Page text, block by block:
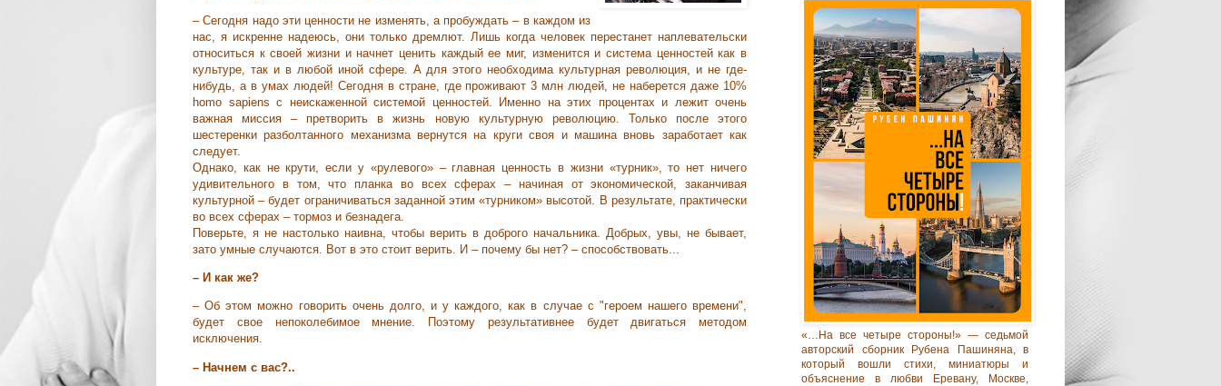
– Сегодня надо эти ценности не изменять, а пробуждать – в каждом из
нас, я искренне надеюсь, они только дремлют. Лишь когда человек перестанет наплевательски
относиться к своей жизни и начнет ценить каждый ее миг, изменится и система ценностей как в
культуре, так и в любой иной сфере. А для этого необходима культурная революция, и не где-
нибудь, а в умах людей! Сегодня в стране, где проживают 3 млн людей, не наберется даже 10%
homo sapiens с неискаженной системой ценностей. Именно на этих процентах и лежит очень
важная миссия – претворить в жизнь новую культурную революцию. Только после этого
шестеренки разболтанного механизма вернутся на круги своя и машина вновь заработает как
следует.
Однако, как не крути, если у «рулевого» – главная ценность в жизни «турник», то нет ничего
удивительного в том, что планка во всех сферах – начиная от экономической, заканчивая
культурной – будет ограничиваться заданной этим «турником» высотой. В результате, практически
во всех сферах – тормоз и безнадега.
Поверьте, я не настолько наивна, чтобы верить в доброго начальника. Добрых, увы, не бывает,
зато умные случаются. Вот в это стоит верить. И – почему бы нет? – способствовать...
– И как же?
– Об этом можно говорить очень долго, и у каждого, как в случае с "героем нашего времени",
будет свое непоколебимое мнение. Поэтому
результативнее будет двигаться методом
исключения.
– Начнем с вас?..
«…На все четыре стороны!» — седьмой
авторский сборник Рубена Пашиняна, в
который вошли стихи, миниатюры и
объяснение в любви Еревану, Москве,